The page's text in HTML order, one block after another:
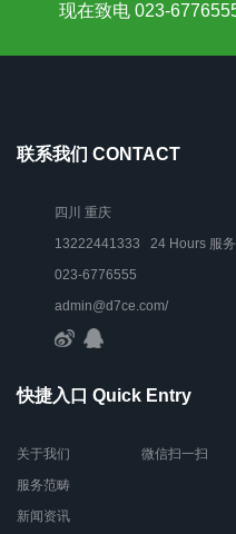
现在致电 023-
联系我们 CONTACT
四川 重庆
13222441333 24 Hours 服务
023-6776555
admin@d7ce.com/
快捷入口 Quick Entry
关于我们
服务范畴
新闻资讯
微信扫一扫